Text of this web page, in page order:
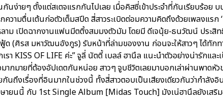
กันง่ายๆ ตั้งแต่สเตจแรกกันไปเลย เมื่อคิสซี่เข้าประจำที่กันเรียบร้อย บ
ความตื่นเต้นก่อตัวเต็มสปีด สี่สาวระเบิดต่อมความคิดถึงด้วยเพลงแรก
าม เปิดฉากงานแฟนมีตติ้งสมมงตัวมัม โดยมี ดีเจนุ้ย-ธนวัฒน์ ประสิ
ด (ศิรส มหาวัฒนอังกูร) รับหน้าที่ล่ามของงาน ก่อนจะให้สาวๆ ได้ทัก
รา KISS OF LIFE ค่ะ” จูลี่ นัตตี้ เบลล์ ฮานึล แนะนำตัวอย่างน่ารักแล
ากมายที่ต้องอัปเดตกันหน่อย สาวๆ จูบชีวิตเลยมาบอกเล่าผ่านพาดหัว
กันถึงเรื่องที่อินมากในช่วงนี้ ทั้งสี่สาวตอบเป็นเสียงเดียวกันว่ากำลัง
ษายนนี้ กับ 1st Single Album [Midas Touch] มังเน่ฮานึลยังเสริ